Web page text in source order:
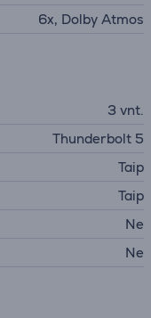
6x, Dolby Atmos
3 vnt.
Thunderbolt 5
Taip
Taip
Ne
Ne